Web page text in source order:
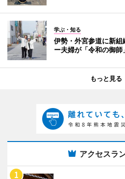
学ぶ・知る
伊勢・外宮参道に新
ー夫婦が「令和の御師
もっと見る
アクセスラ